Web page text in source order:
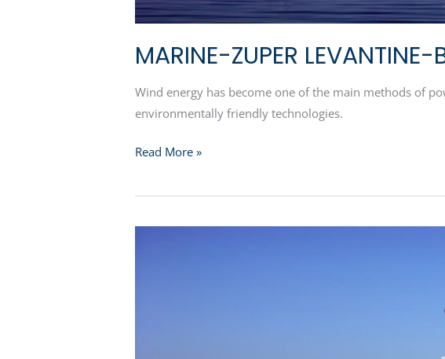
MARINE-ZUPER
Wind energy has become one of the main methods of
environmentally friendly technologies.
Read More »